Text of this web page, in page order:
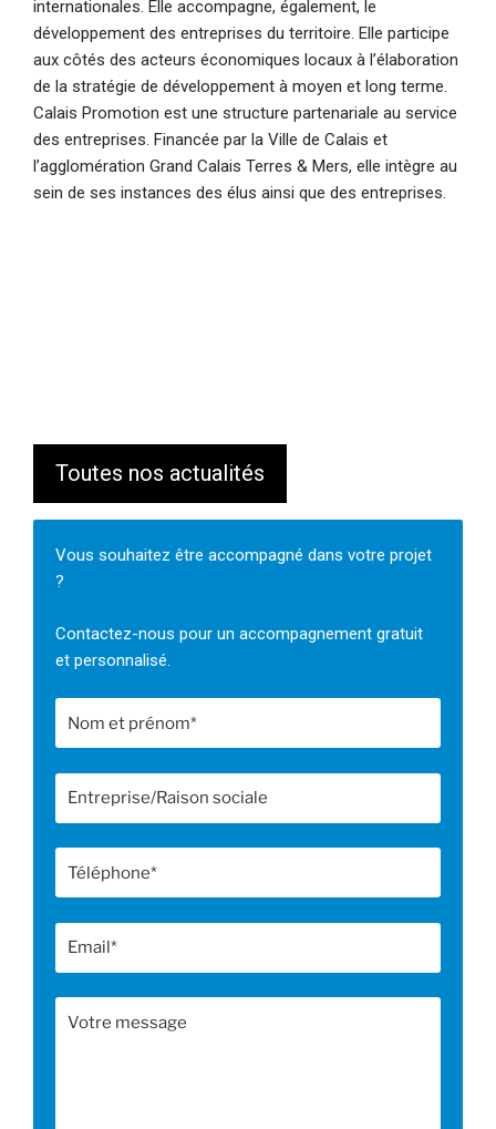
internationales. Elle accompagne, également, le
développement des entreprises du territoire. Elle participe
aux côtés des acteurs économiques locaux à l’élaboration
de la stratégie de développement à moyen et long terme.
Calais Promotion est une structure partenariale au service
des entreprises. Financée par la Ville de Calais et
l’agglomération Grand Calais Terres & Mers, elle intègre au
sein de ses instances des élus ainsi que des entreprises.
Toutes nos actualités
Vous souhaitez être accompagné dans votre projet
?
Contactez-nous pour un accompagnement gratuit
et personnalisé.